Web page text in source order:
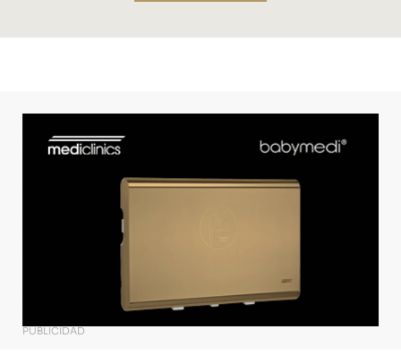
PUBLICIDAD